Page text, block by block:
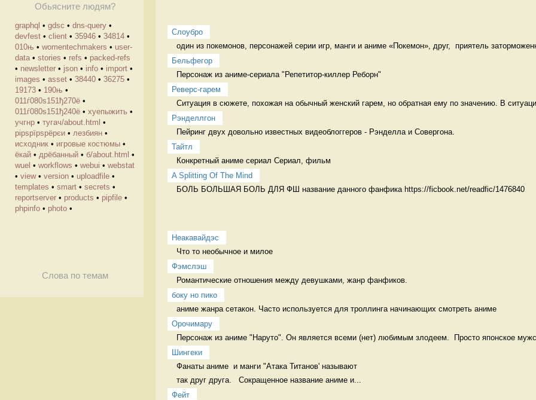
Обьясните людям?
graphql • gdsc • dns-query •
devfest • client • 35946 • 34814 •
010њ • womentechmakers • user-
data • stories • refs • packed-refs
• newsletter • json • info • import •
images • asset • 38440 • 36275 •
19173 • 190њ •
011ѓ080ѕ151ђ270ё •
011ѓ080ѕ151ђ240ё • хуепыжить •
учгнр • тугач/about.html •
рірѕрїрѕрёрєи • лезбиян •
исходник • игровые костюмы •
ёкай • дрёбанный • б/about.html •
wuel • workflows • webui • webstat
• view• version • uploadfile •
templates • smart • secrets •
reportserver • products • pipfile •
phpinfo • photo •
Слова по темам
Слоубро
один из покемонов, персонажей серии игр, манги и аниме «Покемон», друг,  приятель
Бельфегор
Персонаж из аниме-сериала "Репетитор-киллер Реборн"
Реверс-гарем
Ситуация в сюжете, похожая на обычный женский гарем, но обратная ему по значению. В
Рэнделлгон
Пейринг двух довольно известных видеоблоггеров - Рэнделла и Совергона.
Тайтл
Конкретный аниме сериал Сериал, фильм
A Splitting Of The Mind
БОЛЬ БОЛЬШАЯ БОЛЬ ДЛЯ ФШ название данного фанфика https://ficbook.net/readfic/1476840
Неакавайдэс
Что то необычное и милое
Фэмслэш
Романтические отношения между девушками, жанр фанфиков.
боку но пико
аниме жанра сетакон. Часто используется для троллинга начинающих смотреть аниме
Орочимару
Персонаж из аниме "Наруто". Он является всеми (нет) любимым злодеем.  Просто японское
Шингеки
Фанаты аниме  и манги "Атака Титанов' называют
так друг друга.   Сокращенное название аниме и...
Фейт